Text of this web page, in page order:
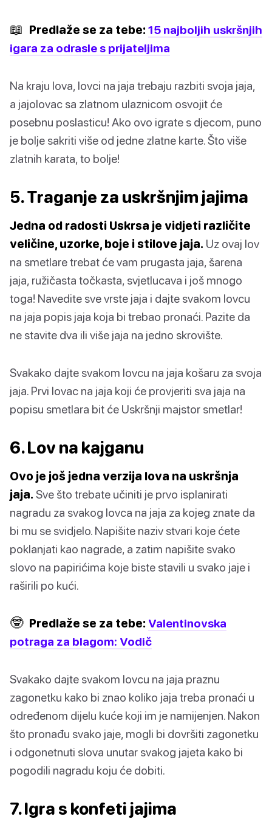
📖 Predlaže se za tebe: 15 najboljih uskršnjih
igara za odrasle s prijateljima
Na kraju lova, lovci na jaja trebaju razbiti svoja jaja,
a jajolovac sa zlatnom ulaznicom osvojit će
posebnu poslasticu! Ako ovo igrate s djecom, puno
je bolje sakriti više od jedne zlatne karte. Što više
zlatnih karata, to bolje!
5. Traganje za uskršnjim jajima
Jedna od radosti Uskrsa je vidjeti različite
veličine, uzorke, boje i stilove jaja. Uz ovaj lov
na smetlare trebat će vam prugasta jaja, šarena
jaja, ružičasta točkasta, svjetlucava i još mnogo
toga! Navedite sve vrste jaja i dajte svakom lovcu
na jaja popis jaja koja bi trebao pronaći. Pazite da
ne stavite dva ili više jaja na jedno skrovište.
Svakako dajte svakom lovcu na jaja košaru za svoja
jaja. Prvi lovac na jaja koji će provjeriti sva jaja na
popisu smetlara bit će Uskršnji majstor smetlar!
6. Lov na kajganu
Ovo je još jedna verzija lova na uskršnja
jaja. Sve što trebate učiniti je prvo isplanirati
nagradu za svakog lovca na jaja za kojeg znate da
bi mu se svidjelo. Napišite naziv stvari koje ćete
poklanjati kao nagrade, a zatim napišite svako
slovo na papirićima koje biste stavili u svako jaje i
raširili po kući.
🤓 Predlaže se za tebe: Valentinovska
potraga za blagom: Vodič
Svakako dajte svakom lovcu na jaja praznu
zagonetku kako bi znao koliko jaja treba pronaći u
određenom dijelu kuće koji im je namijenjen. Nakon
što pronađu svako jaje, mogli bi dovršiti zagonetku
i odgonetnuti slova unutar svakog jajeta kako bi
pogodili nagradu koju će dobiti.
7. Igra s konfeti jajima